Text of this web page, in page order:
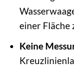
einer Fläche
Keine